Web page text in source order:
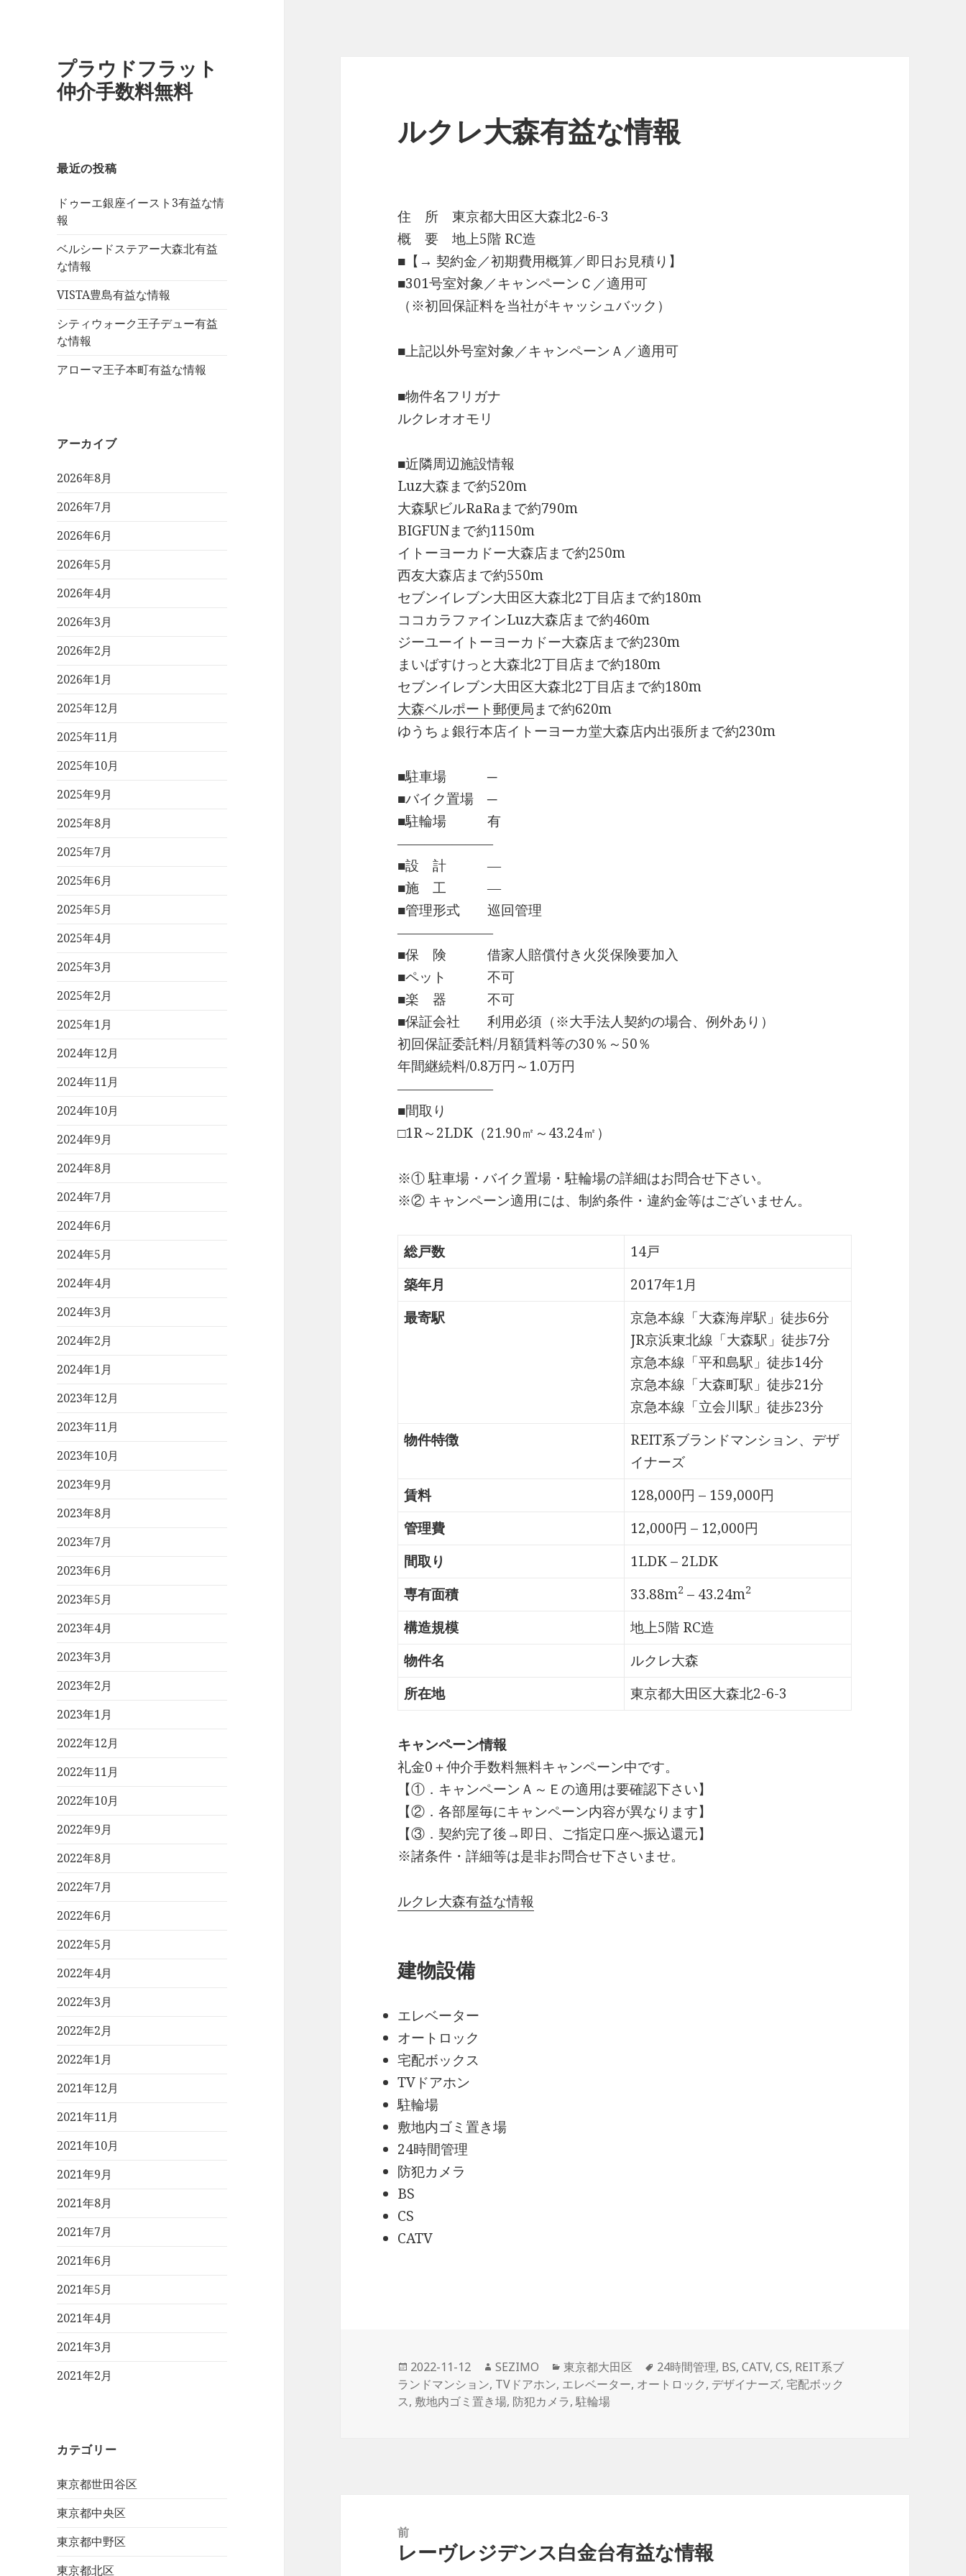
プラウドフラット
仲介手数料無料
最近の投稿
ドゥーエ銀座イースト3有益な情
報
ベルシードステアー大森北有益
な情報
VISTA豊島有益な情報
シティウォーク王子デュー有益
な情報
アローマ王子本町有益な情報
アーカイブ
2026年8月
2026年7月
2026年6月
2026年5月
2026年4月
2026年3月
2026年2月
2026年1月
2025年12月
2025年11月
2025年10月
2025年9月
2025年8月
2025年7月
2025年6月
2025年5月
2025年4月
2025年3月
2025年2月
2025年1月
2024年12月
2024年11月
2024年10月
2024年9月
2024年8月
2024年7月
2024年6月
2024年5月
2024年4月
2024年3月
2024年2月
2024年1月
2023年12月
2023年11月
2023年10月
2023年9月
2023年8月
2023年7月
2023年6月
2023年5月
2023年4月
2023年3月
2023年2月
2023年1月
2022年12月
2022年11月
2022年10月
2022年9月
2022年8月
2022年7月
2022年6月
2022年5月
2022年4月
2022年3月
2022年2月
2022年1月
2021年12月
2021年11月
2021年10月
2021年9月
2021年8月
2021年7月
2021年6月
2021年5月
2021年4月
2021年3月
2021年2月
カテゴリー
東京都世田谷区
東京都中央区
東京都中野区
東京都北区
ルクレ大森有益な情報
住 所 東京都大田区大森北2-6-3
概 要 地上5階 RC造
■【→ 契約金／初期費用概算／即日お見積り】
■301号室対象／キャンペーンＣ／適用可
（※初回保証料を当社がキャッシュバック）
■上記以外号室対象／キャンペーンＡ／適用可
■物件名フリガナ
ルクレオオモリ
■近隣周辺施設情報
Luz大森まで約520m
大森駅ビルRaRaまで約790m
BIGFUNまで約1150m
イトーヨーカドー大森店まで約250m
西友大森店まで約550m
セブンイレブン大田区大森北2丁目店まで約180m
ココカラファインLuz大森店まで約460m
ジーユーイトーヨーカドー大森店まで約230m
まいばすけっと大森北2丁目店まで約180m
セブンイレブン大田区大森北2丁目店まで約180m
大森ベルポート郵便局まで約620m
ゆうちょ銀行本店イトーヨーカ堂大森店内出張所まで約230m
■駐車場 ─
■バイク置場 ─
■駐輪場 有
―――――――
■設 計 ―
■施 工 ―
■管理形式 巡回管理
―――――――
■保 険 借家人賠償付き火災保険要加入
■ペット 不可
■楽 器 不可
■保証会社 利用必須（※大手法人契約の場合、例外あり）
初回保証委託料/月額賃料等の30％～50％
年間継続料/0.8万円～1.0万円
―――――――
■間取り
□1R～2LDK（21.90㎡～43.24㎡）
※① 駐車場・バイク置場・駐輪場の詳細はお問合せ下さい。
※② キャンペーン適用には、制約条件・違約金等はございません。
総戸数
14戸
築年月
2017年1月
最寄駅
京急本線「大森海岸駅」徒歩6分
JR京浜東北線「大森駅」徒歩7分
京急本線「平和島駅」徒歩14分
京急本線「大森町駅」徒歩21分
京急本線「立会川駅」徒歩23分
物件特徴
REIT系ブランドマンション、デザ
イナーズ
賃料
128,000円 – 159,000円
管理費
12,000円 – 12,000円
間取り
1LDK – 2LDK
専有面積
33.88m2 – 43.24m2
構造規模
地上5階 RC造
物件名
ルクレ大森
所在地
東京都大田区大森北2-6-3
キャンペーン情報
礼金0＋仲介手数料無料キャンペーン中です。
【①．キャンペーンＡ～Ｅの適用は要確認下さい】
【②．各部屋毎にキャンペーン内容が異なります】
【③．契約完了後→即日、ご指定口座へ振込還元】
※諸条件・詳細等は是非お問合せ下さいませ。
ルクレ大森有益な情報
建物設備
エレベーター
オートロック
宅配ボックス
TVドアホン
駐輪場
敷地内ゴミ置き場
24時間管理
防犯カメラ
BS
CS
CATV
投
稿
日:
2022-11-12
作
成
者
SEZIMO
カ
テ
ゴ
東京都大田区
タ
グ
24時間管理, BS,CATV,CS, REIT系ブ
ランドマンション, TVドアホン, エレベーター, オートロック, デザイナーズ,宅配ボック
ス, 敷地内ゴミ置き場, 防犯カメラ,駐輪場
前
前
レーヴレジデンス白金台有益な情報